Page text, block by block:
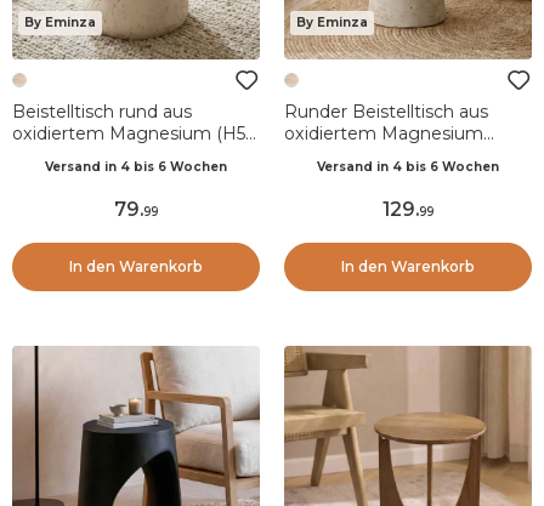
By Eminza
Beistelltisch rund aus
oxidiertem Magnesium (H50
Versand in 4 bis 6 Wochen
79.99
In den Warenkorb
By Eminza
Runder Beistelltisch aus
oxidiertem Magnesium
OptikVersand in 4 bis 6 Wochen
129.99
In den Warenkorb